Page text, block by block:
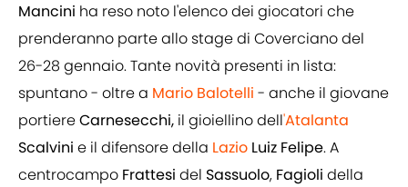
Mancini ha reso noto l'elenco dei giocatori che
prenderanno parte allo stage di Coverciano del
26-28 gennaio. Tante novità presenti in lista:
spuntano - oltre a Mario Balotelli - anche il giovane
portiereCarnesecchi, il gioiellino dell'Atalanta
Scalvini e il difensore della Lazio Luiz Felipe. A
centrocampo Frattesi del Sassuolo, Fagioli della